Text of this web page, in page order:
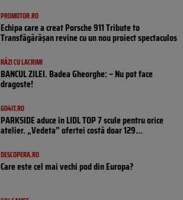
PROMOTOR.RO
Echipa care a creat Porsche 911 Tribute to
Transfăgărășan revine cu un nou proiect spectaculos
RÂZI CU LACRIMI
BANCUL ZILEI. Badea Gheorghe: – Nu pot face
dragoste!
GO4IT.RO
PARKSIDE aduce în LIDL TOP 7 scule pentru orice
atelier. „Vedeta” ofertei costă doar 129...
DESCOPERA.RO
Care este cel mai vechi pod din Europa?